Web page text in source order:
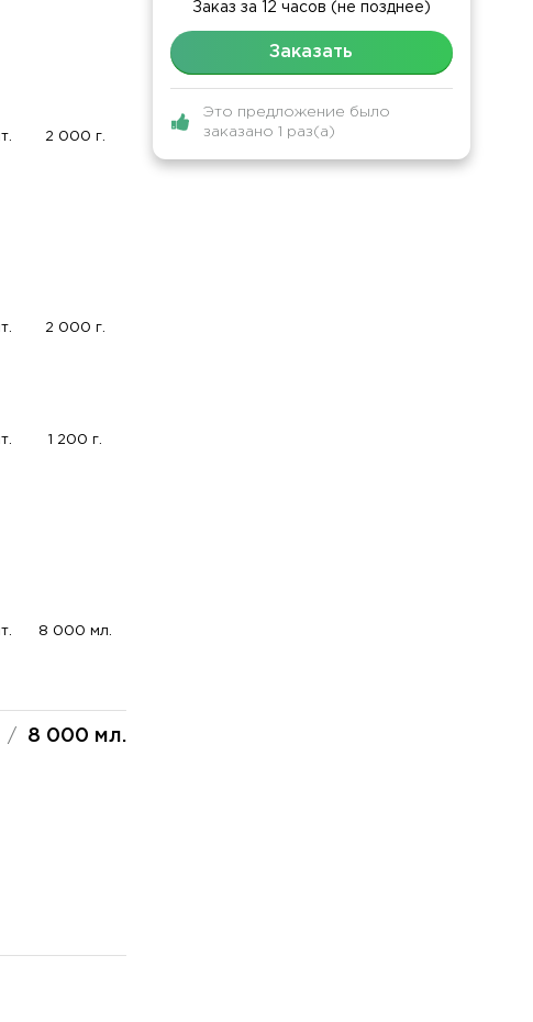
2 000 г.
2 000 г.
1 200 г.
8 000 мл.
8 000 мл.
Заказ за 12 часов (не позднее)
Заказать
Это предложение было
заказано 1 раз(а)